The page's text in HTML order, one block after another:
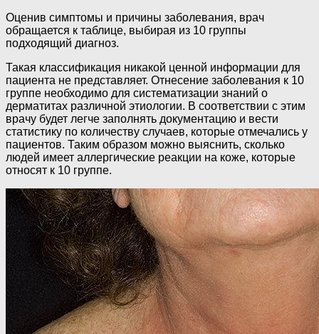
Оценив симптомы и причины заболевания, врач
обращается к таблице, выбирая из 10 группы
подходящий диагноз.
Такая классификация никакой ценной информации для
пациента не представляет. Отнесение заболевания к 10
группе необходимо для систематизации знаний о
дерматитах различной этиологии. В соответствии с этим
врачу будет легче заполнять документацию и вести
статистику по количеству случаев, которые отмечались у
пациентов. Таким образом можно выяснить, сколько
людей имеет аллергические реакции на коже, которые
относят к 10 группе.